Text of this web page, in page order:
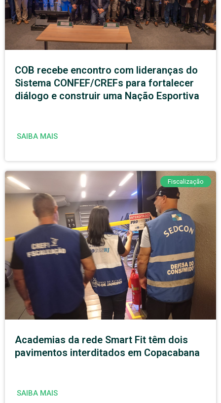
COB recebe encontro com lideranças do
Sistema CONFEF/CREFs para fortalecer
diálogo e construir uma Nação Esportiva
SAIBA MAIS
Fiscalização
Academias da rede Smart Fit têm dois
pavimentos interditados em Copacabana
SAIBA MAIS